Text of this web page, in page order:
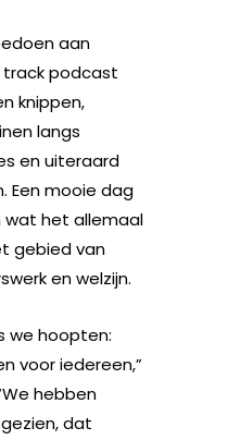
aan
track podcast
knippen,
langs
en uiteraard
Een mooie dag
wat het allemaal
gebied van
en welzijn.
we hoopten:
voor iedereen,”
hebben
dat